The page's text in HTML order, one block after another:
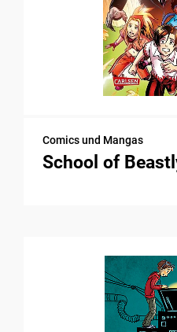
Comics und Mangas
School of